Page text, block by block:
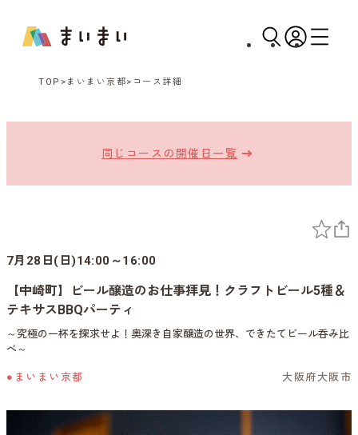
TOP まいまい京都 コース詳細
同じコースの開催日一覧
7月28日(日)14:00～16:00
【中崎町】ビール醸造のお仕事拝見！クラフトビール5種＆
テキサスBBQパーティ
～究極の一杯を探求せよ！奥深き自家醸造の世界、できたてビール呑み比
べ～
●まいまい京都 大阪府大阪市